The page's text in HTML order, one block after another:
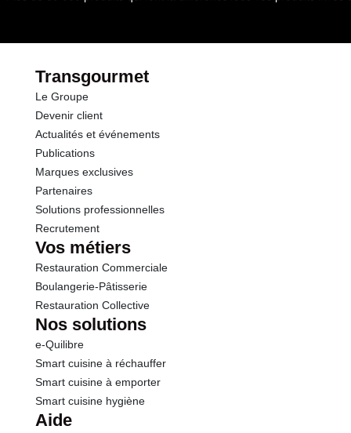
Transgourmet
Le Groupe
Devenir client
Actualités et événements
Publications
Marques exclusives
Partenaires
Solutions professionnelles
Recrutement
Vos métiers
Restauration Commerciale
Boulangerie-Pâtisserie
Restauration Collective
Nos solutions
e-Quilibre
Smart cuisine à réchauffer
Smart cuisine à emporter
Smart cuisine hygiène
Aide